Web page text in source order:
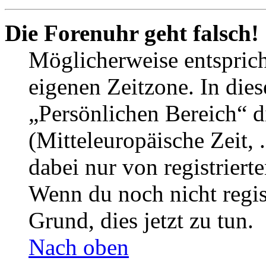
Die Forenuhr geht falsch!
Möglicherweise
eigenen Zeitzone. In
„Persönlichen Bereich“
(Mitteleuropäische Zeit,
dabei nur von
Wenn du noch nicht
Grund, dies jetzt zu tun.
Nach oben